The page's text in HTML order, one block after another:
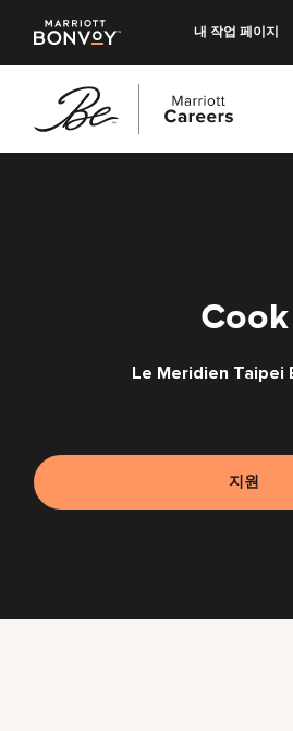
내 작업 페이지
Cook
Le Meridien Taipei
지원